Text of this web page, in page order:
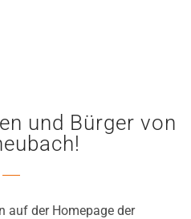
und Bürger von
auf der Homepage der